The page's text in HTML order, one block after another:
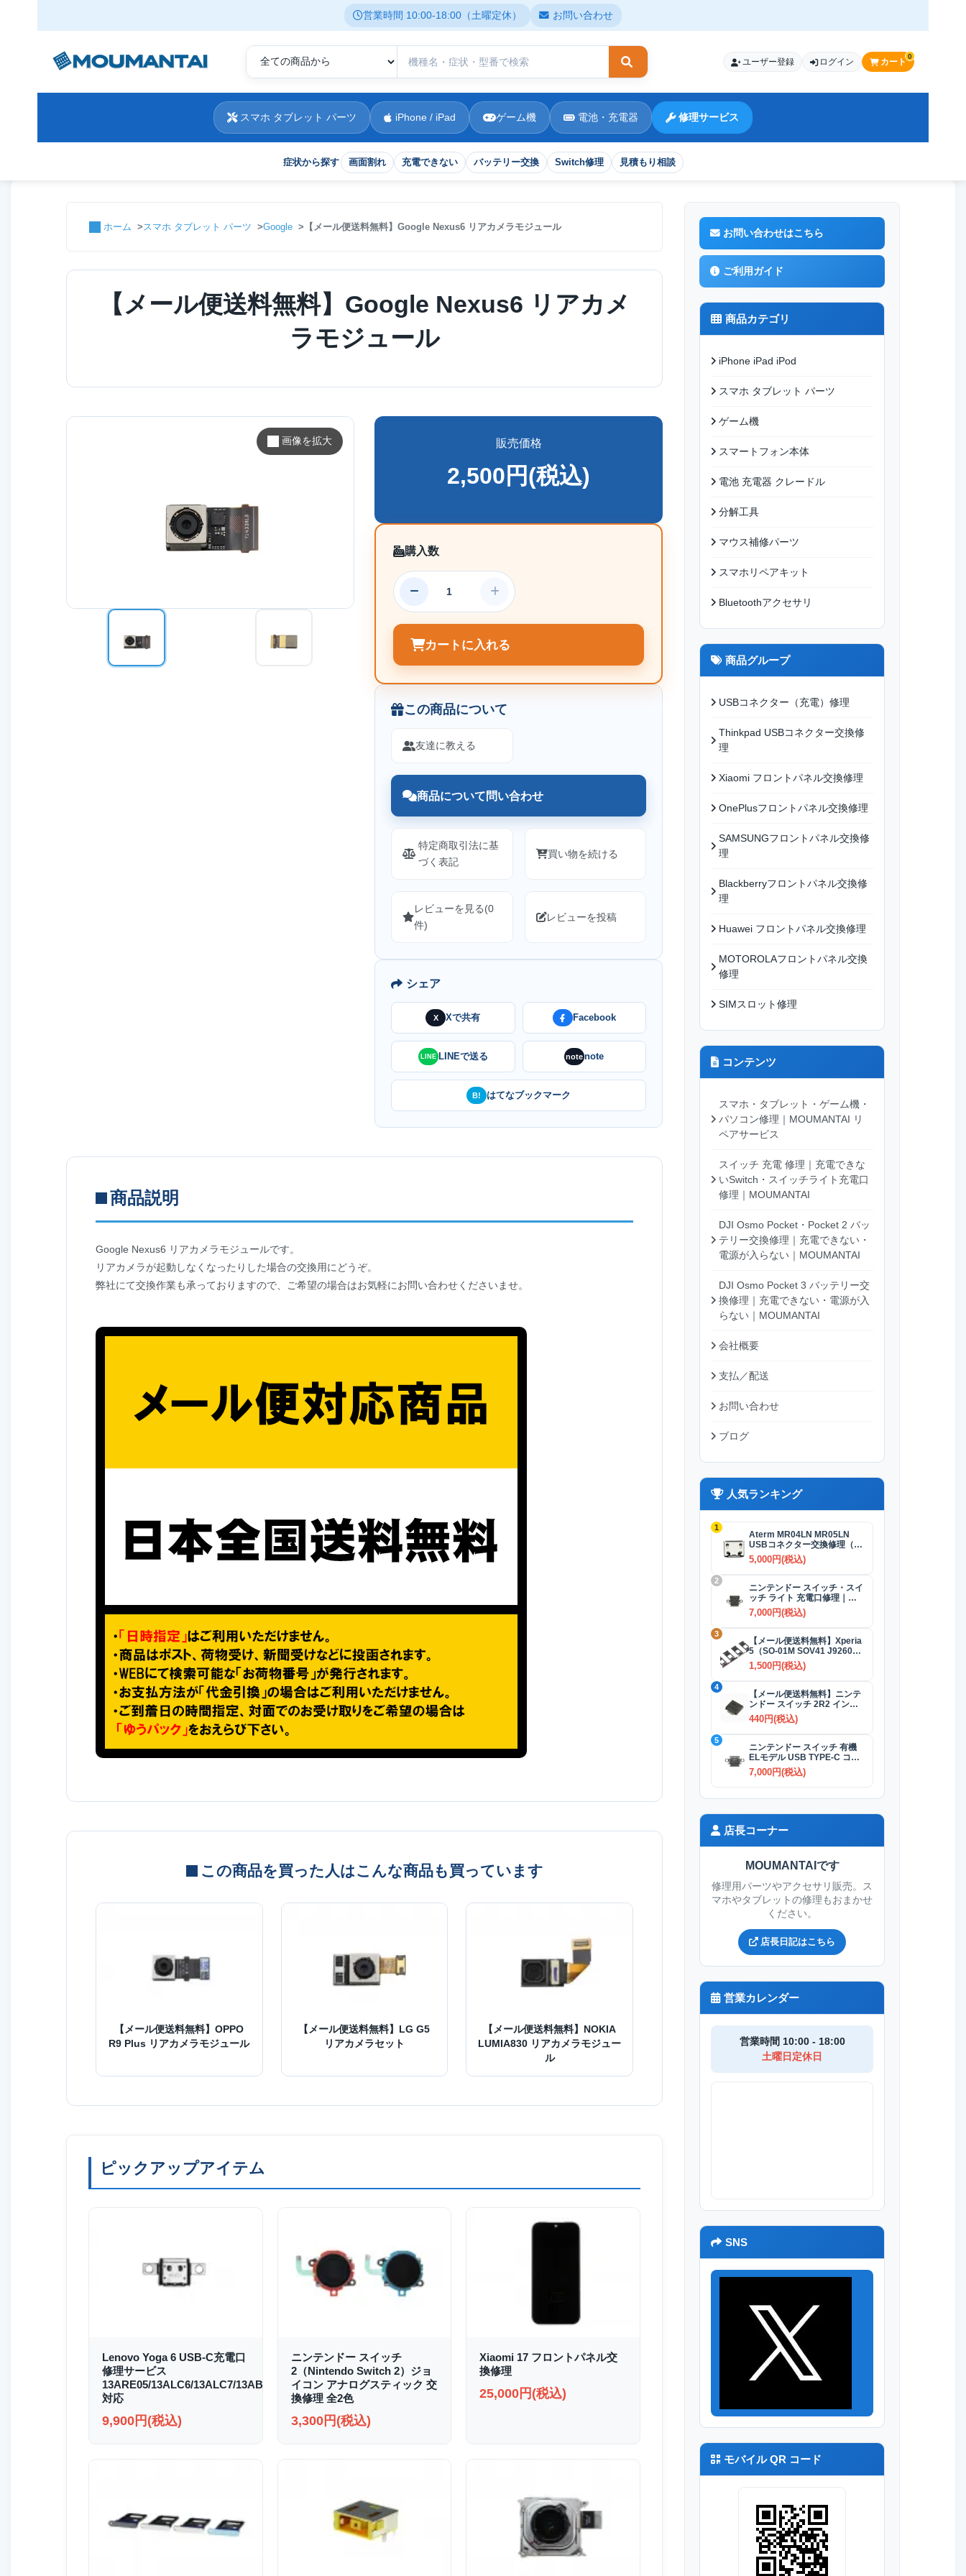
営業時間 10:00-18:00（土曜定休） お問い合わせ
検索
症状から探す 画面割れ 充電できない バッテリー交換 Switch修理 見積もり相談
ユーザー登録 ログイン カート
0
スマホ タブレット パーツ iPhone / iPad ゲーム機 電池・充電器 修理サービス
ホーム スマホ タブレット パーツ Google 【メール便送料無料】Google Nexus6 リアカメラモジュール
【メール便送料無料】Google Nexus6 リアカメ
ラモジュール
画像を拡大 販売価格
2,500円(税込)
購入数
カートに入れる
この商品について
友達に教える
商品について問い合わせ
特定商取引法に基
づく表記
買い物を続ける
レビューを見る(0
件)
レビューを投稿
シェア
X Xで共有 Facebook
LINE LINEで送る notenote
B! はてなブックマーク
商品説明
Google Nexus6 リアカメラモジュールです。
リアカメラが起動しなくなったりした場合の交換用にどうぞ。
弊社にて交換作業も承っておりますので、ご希望の場合はお気軽にお問い合わせくださいませ。
この商品を買った人はこんな商品も買っています
【メール便送料無料】OPPO
R9 Plus リアカメラモジュール
【メール便送料無料】LG G5
リアカメラセット
【メール便送料無料】NOKIA
LUMIA830 リアカメラモジュー
ル
ピックアップアイテム
Lenovo Yoga 6 USB-C充電口
修理サービス
13ARE05/13ALC6/13ALC7/13ABR8
対応
9,900円(税込)
ニンテンドー スイッチ
2（Nintendo Switch 2）ジョ
イコン アナログスティック 交
換修理 全2色
3,300円(税込)
Xiaomi 17 フロントパネル交
換修理
25,000円(税込)
お問い合わせはこちら
ご利用ガイド
商品カテゴリ
iPhone iPad iPod
スマホ タブレット パーツ
ゲーム機
スマートフォン本体
電池 充電器 クレードル
分解工具
マウス補修パーツ
スマホリペアキット
Bluetoothアクセサリ
商品グループ
USBコネクター（充電）修理
Thinkpad USBコネクター交換修
理
Xiaomi フロントパネル交換修理
OnePlusフロントパネル交換修理
SAMSUNGフロントパネル交換修
理
Blackberryフロントパネル交換修
理
Huawei フロントパネル交換修理
MOTOROLAフロントパネル交換
修理
SIMスロット修理
コンテンツ
スマホ・タブレット・ゲーム機・
パソコン修理｜MOUMANTAI リ
ペアサービス
スイッチ 充電 修理｜充電できな
いSwitch・スイッチライト充電口
修理｜MOUMANTAI
DJI Osmo Pocket・Pocket 2 バッ
テリー交換修理｜充電できない・
電源が入らない｜MOUMANTAI
DJI Osmo Pocket 3 バッテリー交
換修理｜充電できない・電源が入
らない｜MOUMANTAI
会社概要
支払／配送
お問い合わせ
ブログ
人気ランキング
1
Aterm MR04LN MR05LN
USBコネクター交換修理（充
電）
5,000円(税込)
2
ニンテンドー スイッチ・スイ
ッチ ライト 充電口修理｜
USB-Cコネクター 交換修理
7,000円(税込)
3
【メール便送料無料】Xperia
5（SO-01M SOV41 J9260）
SIMカードトレイ 全4色
1,500円(税込)
4
【メール便送料無料】ニンテ
ンドー スイッチ 2R2 インダ
クタ(コイル)
440円(税込)
5
ニンテンドー スイッチ 有機
ELモデル USB TYPE-C コネ
クター交換修理
7,000円(税込)
店長コーナー
MOUMANTAIです
修理用パーツやアクセサリ販売。ス
マホやタブレットの修理もおまかせ
ください。
店長日記はこちら
営業カレンダー
営業時間 10:00 - 18:00
土曜日定休日
SNS
モバイル QR コード